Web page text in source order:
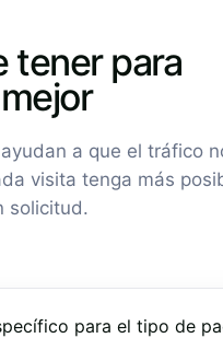
tener para
a que el tráfico
visita tenga más
solicitud.
para el tipo de